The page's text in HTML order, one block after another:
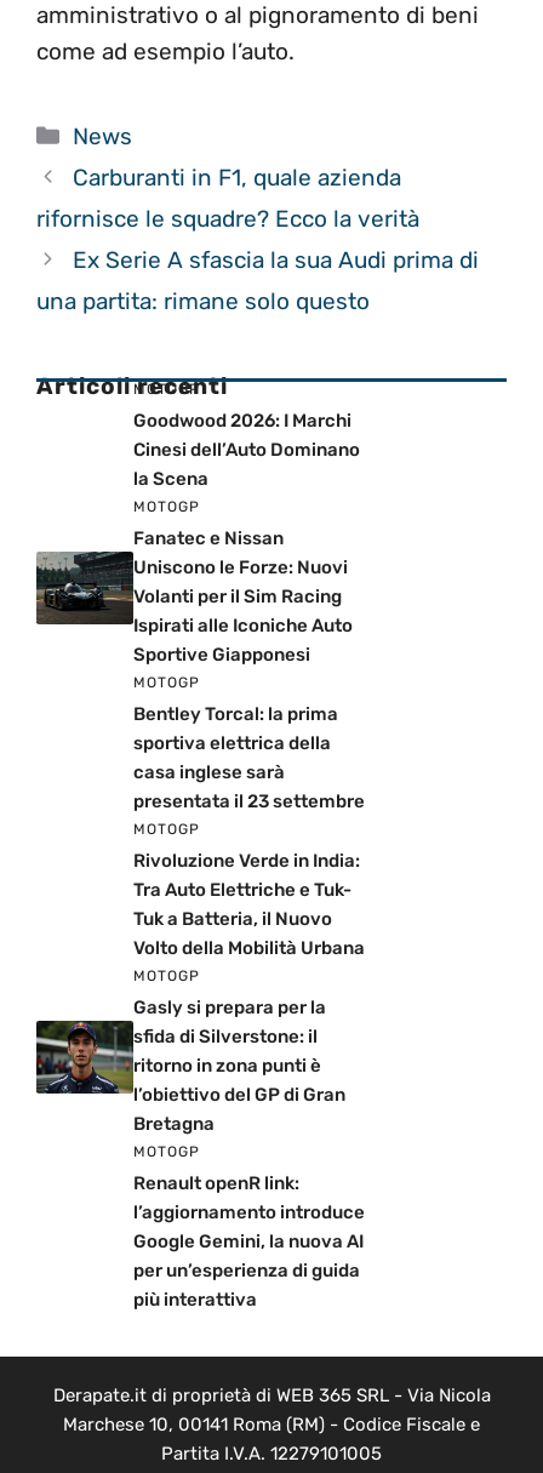
amministrativo o al pignoramento di beni
come ad esempio l’auto.
Categorie
News
Carburanti in F1, quale azienda
rifornisce le squadre? Ecco la verità
Ex Serie A sfascia la sua Audi prima di
una partita: rimane solo questo
Articoli recenti
MOTOGP
Goodwood 2026: I Marchi
Cinesi dell’Auto Dominano
la Scena
MOTOGP
Fanatec e Nissan
Uniscono le Forze: Nuovi
Volanti per il Sim Racing
Ispirati alle Iconiche Auto
Sportive Giapponesi
MOTOGP
Bentley Torcal: la prima
sportiva elettrica della
casa inglese sarà
presentata il 23 settembre
MOTOGP
Rivoluzione Verde in India:
Tra Auto Elettriche e Tuk-
Tuk a Batteria, il Nuovo
Volto della Mobilità Urbana
MOTOGP
Gasly si prepara per la
sfida di Silverstone: il
ritorno in zona punti è
l’obiettivo del GP di Gran
Bretagna
MOTOGP
Renault openR link:
l’aggiornamento introduce
Google Gemini, la nuova AI
per un’esperienza di guida
più interattiva
Derapate.it di proprietà di WEB 365 SRL - Via Nicola
Marchese 10, 00141 Roma (RM) - Codice Fiscale e
Partita I.V.A. 12279101005